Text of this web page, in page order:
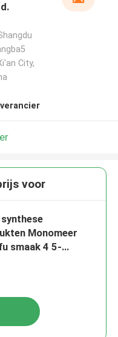
City,
voor
Monomeer
smaak 4 5-